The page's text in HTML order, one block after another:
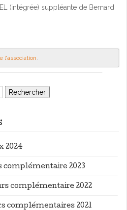
(intégrée) suppléante de Bernard
l'association.
2024
complémentaire 2023
complémentaire 2022
complémentaires 2021